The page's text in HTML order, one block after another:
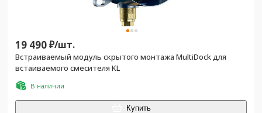
19 490₽/шт.
Встраиваемый модуль скрытого монтажа MultiDock для
встаиваемого смесителя KL
В наличии
Купить